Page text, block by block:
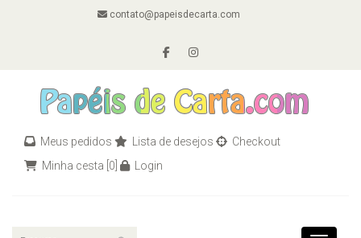
contato@papeisdecarta.com
Meus pedidos Lista de desejos
Checkout
Minha cesta [0] Login